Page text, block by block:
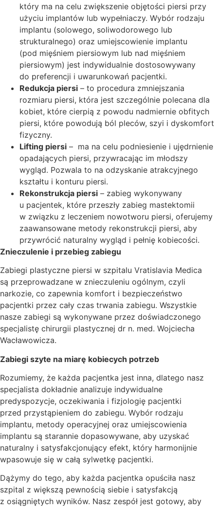
który ma na celu zwiększenie objętości piersi przy
użyciu implantów lub wypełniaczy. Wybór rodzaju
implantu (solowego, soliwodorowego lub
strukturalnego) oraz umiejscowienie implantu
(pod mięśniem piersiowym lub nad mięśniem
piersiowym) jest indywidualnie dostosowywany
do preferencji i uwarunkowań pacjentki.
Redukcja piersi – to procedura zmniejszania
rozmiaru piersi, która jest szczególnie polecana dla
kobiet, które cierpią z powodu nadmiernie obfitych
piersi, które powodują ból pleców, szyi i dyskomfort
fizyczny.
Lifting piersi – ma na celu podniesienie i ujędrnienie
opadających piersi, przywracając im młodszy
wygląd. Pozwala to na odzyskanie atrakcyjnego
kształtu i konturu piersi.
Rekonstrukcja piersi – zabieg wykonywany
u pacjentek, które przeszły zabieg mastektomii
w związku z leczeniem nowotworu piersi, oferujemy
zaawansowane metody rekonstrukcji piersi, aby
przywrócić naturalny wygląd i pełnię kobiecości.
Znieczulenie i przebieg zabiegu
Zabiegi plastyczne piersi w szpitalu Vratislavia Medica
są przeprowadzane w znieczuleniu ogólnym, czyli
narkozie, co zapewnia komfort i bezpieczeństwo
pacjentki przez cały czas trwania zabiegu. Wszystkie
nasze zabiegi są wykonywane przez doświadczonego
specjalistę chirurgii plastycznej dr n. med. Wojciecha
Wacławowicza.
Zabiegi szyte na miarę kobiecych potrzeb
Rozumiemy, że każda pacjentka jest inna, dlatego nasz
specjalista dokładnie analizuje indywidualne
predyspozycje, oczekiwania i fizjologię pacjentki
przed przystąpieniem do zabiegu. Wybór rodzaju
implantu, metody operacyjnej oraz umiejscowienia
implantu są starannie dopasowywane, aby uzyskać
naturalny i satysfakcjonujący efekt, który harmonijnie
wpasowuje się w całą sylwetkę pacjentki.
Dążymy do tego, aby każda pacjentka opuściła nasz
szpital z większą pewnością siebie i satysfakcją
z osiągniętych wyników. Nasz zespół jest gotowy, aby